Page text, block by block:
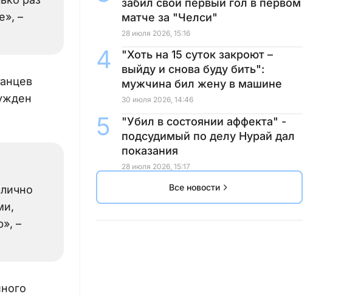
–
–
забил свой первый гол в первом
матче за "Челси"
28 июля 2026, 15:16
"Хоть на 15 суток закроют –
выйду и снова буду бить":
мужчина бил жену в машине
30 июля 2026, 14:46
"Убил в состоянии аффекта" -
подсудимый по делу Нурай дал
показания
28 июля 2026, 15:17
Все новости